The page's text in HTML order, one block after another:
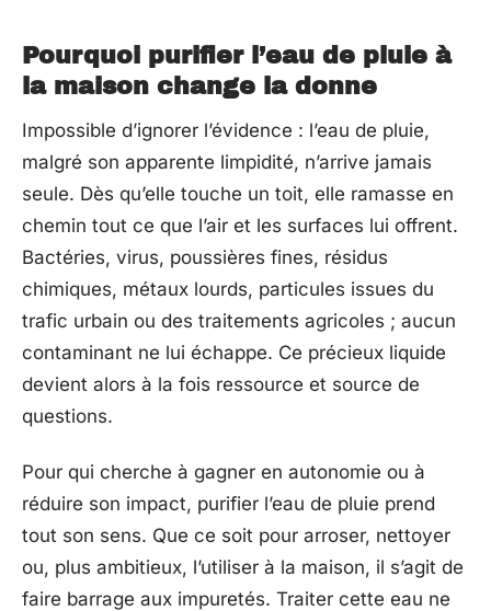
Pourquoi purifier l’eau de pluie à
la maison change la donne
Impossible d’ignorer l’évidence : l’eau de pluie,
malgré son apparente limpidité, n’arrive jamais
seule. Dès qu’elle touche un toit, elle ramasse en
chemin tout ce que l’air et les surfaces lui offrent.
Bactéries, virus, poussières fines, résidus
chimiques, métaux lourds, particules issues du
trafic urbain ou des traitements agricoles ; aucun
contaminant ne lui échappe. Ce précieux liquide
devient alors à la fois ressource et source de
questions.
Pour qui cherche à gagner en autonomie ou à
réduire son impact, purifier l’eau de pluie prend
tout son sens. Que ce soit pour arroser, nettoyer
ou, plus ambitieux, l’utiliser à la maison, il s’agit de
faire barrage aux impuretés. Traiter cette eau ne